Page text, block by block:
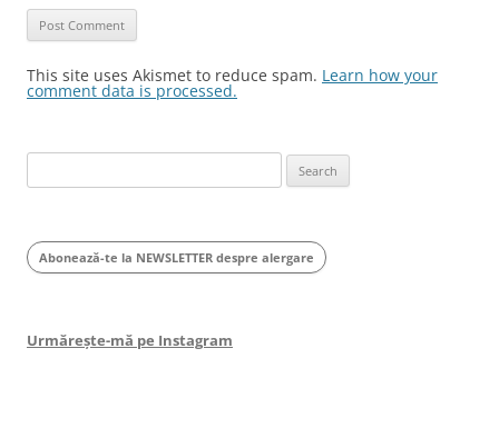
This site uses Akismet to reduce spam. Learn how your
comment data is processed.
for:
Abonează-te la NEWSLETTER despre alergare
Urmărește-mă pe Instagram